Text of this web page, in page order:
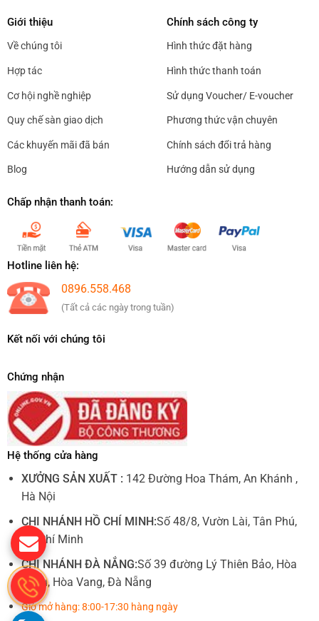
Giới thiệu
Về chúng tôi
Hợp tác
Cơ hội nghề nghiệp
Quy chế sàn giao dịch
Các khuyến mãi đã bán
Blog
Chính sách công ty
Hình thức đặt hàng
Hình thức thanh toán
Sử dụng Voucher/ E-voucher
Phương thức vận chuyên
Chính sách đổi trả hàng
Hướng dẫn sử dụng
Chấp nhận thanh toán:
Hotline liên hệ:
0896.558.468
(Tất cả các ngày trong tuần)
Kết nối với chúng tôi
Chứng nhận
Hệ thống cửa hàng
XƯỞNG SẢN XUẤT : 142 Đường Hoa Thám, An Khánh ,
Hà Nội
CHI NHÁNH HỒ CHÍ MINH:Số 48/8, Vườn Lài, Tân Phú,
Hồ Chí Minh
CHI NHÁNH ĐÀ NẮNG:Số 39 đường Lý Thiên Bảo, Hòa
Châu, Hòa Vang, Đà Nẵng
Giờ mở hàng: 8:00-17:30 hàng ngày